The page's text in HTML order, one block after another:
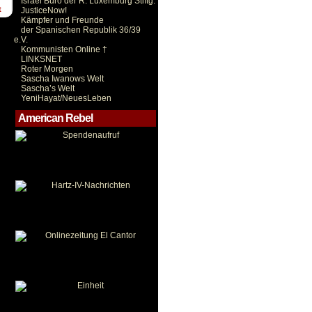
JusticeNow!
Kämpfer und Freunde
der Spanischen Republik 36/39
e.V.
Kommunisten Online †
LINKSNET
Roter Morgen
Sascha Iwanows Welt
Sascha’s Welt
YeniHayat/NeuesLeben
American Rebel